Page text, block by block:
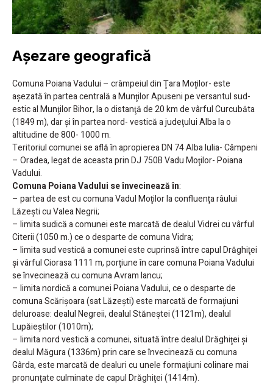
Așezare geografică
Comuna Poiana Vadului – crâmpeiul din Ţara Moţilor- este
aşezată în partea centrală a Munţilor Apuseni pe versantul sud-
estic al Munţilor Bihor, la o distanţă de 20 km de vârful Curcubăta
(1849 m), dar şi în partea nord- vestică a judeţului Alba la o
altitudine de 800- 1000 m.
Teritoriul comunei se află în apropierea DN 74 Alba Iulia- Câmpeni
– Oradea, legat de aceasta prin DJ 750B Vadu Moţilor- Poiana
Vadului.
Comuna Poiana Vadului se învecinează în:
– partea de est cu comuna Vadul Moţilor la confluenţa râului
Lăzeşti cu Valea Negrii;
– limita sudică a comunei este marcată de dealul Vidrei cu vârful
Citerii (1050 m.) ce o desparte de comuna Vidra;
– limita sud vestică a comunei este cuprinsă între capul Drăghiţei
şi vârful Ciorasa 1111 m, porţiune în care comuna Poiana Vadului
se învecinează cu comuna Avram Iancu;
– limita nordică a comunei Poiana Vadului, ce o desparte de
comuna Scărişoara (sat Lăzeşti) este marcată de formaţiuni
deluroase: dealul Negreii, dealul Stăneştei (1121m), dealul
Lupăieştilor (1010m);
– limita nord vestică a comunei, situată între dealul Drăghiţei şi
dealul Măgura (1336m) prin care se învecinează cu comuna
Gârda, este marcată de dealuri cu unele formaţiuni colinare mai
pronunţate culminate de capul Drăghiţei (1414m).